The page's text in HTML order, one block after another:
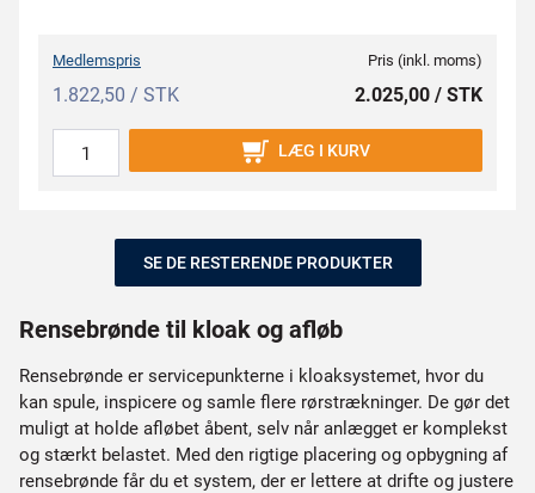
Medlemspris
1.822,50 / STK
Pris (inkl. moms)
2.025,00 / STK
LÆG I KURV
SE DE RESTERENDE PRODUKTER
Rensebrønde til kloak og afløb
Rensebrønde er servicepunkterne i kloaksystemet, hvor du
kan spule, inspicere og samle flere rørstrækninger. De gør det
muligt at holde afløbet åbent, selv når anlægget er komplekst
og stærkt belastet. Med den rigtige placering og opbygning af
rensebrønde får du et system, der er lettere at drifte og justere